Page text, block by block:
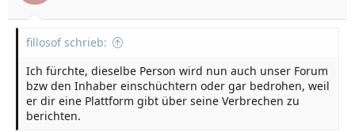
fillosof schrieb:
Ich fürchte, dieselbe Person wird nun auch unser Forum
bzw den Inhaber einschüchtern oder gar bedrohen, weil
er dir eine Plattform gibt über seine Verbrechen zu
berichten.